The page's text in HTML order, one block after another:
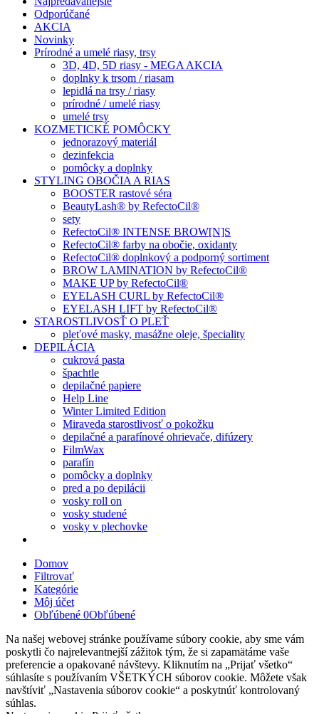
Odporúčané
AKCIA
Novinky
Prírodné a umelé riasy, trsy
3D, 4D, 5D riasy - MEGA AKCIA
doplnky k trsom / riasam
lepidlá na trsy / riasy
prírodné / umelé riasy
umelé trsy
KOZMETICKÉ POMÔCKY
jednorazový materiál
dezinfekcia
pomôcky a doplnky
STYLING OBOČIA A RIAS
BOOSTER rastové séra
BeautyLash® by RefectoCil®
sety
RefectoCil® INTENSE BROW[N]S
RefectoCil® farby na obočie, oxidanty
RefectoCil® doplnkový a podporný sortiment
BROW LAMINATION by RefectoCil®
MAKE UP by RefectoCil®
EYELASH CURL by RefectoCil®
EYELASH LIFT by RefectoCil®
STAROSTLIVOSŤ O PLEŤ
pleťové masky, masážne oleje, špeciality
DEPILÁCIA
cukrová pasta
špachtle
depilačné papiere
Help Line
Winter Limited Edition
Miraveda starostlivosť o pokožku
depilačné a parafínové ohrievače, difúzery
FilmWax
parafín
pomôcky a doplnky
pred a po depilácii
vosky roll on
vosky studené
vosky v plechovke
Domov
Filtrovať
Kategórie
Môj účet
Obľúbené 0Obľúbené
Na našej webovej stránke používame súbory cookie, aby sme vám
poskytli čo najrelevantnejší zážitok tým, že si zapamätáme vaše
preferencie a opakované návštevy. Kliknutím na „Prijať všetko“
súhlasíte s používaním VŠETKÝCH súborov cookie. Môžete však
navštíviť „Nastavenia súborov cookie“ a poskytnúť kontrolovaný
súhlas.